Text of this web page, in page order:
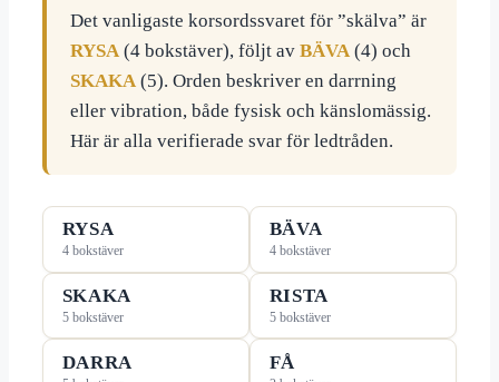
Det vanligaste korsordssvaret för ”skälva” är
RYSA(4 bokstäver), följt av BÄVA(4) och
SKAKA(5). Orden beskriver en darrning
eller vibration, både fysisk och känslomässig.
Här är alla verifierade svar för ledtråden.
RYSA
4 bokstäver
BÄVA
4 bokstäver
SKAKA
5 bokstäver
RISTA
5 bokstäver
DARRA FÅ